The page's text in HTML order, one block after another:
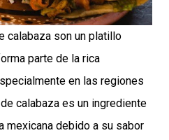
calabaza son un platillo
parte de la rica
en las regiones
calabaza es un ingrediente
mexicana debido a su sabor